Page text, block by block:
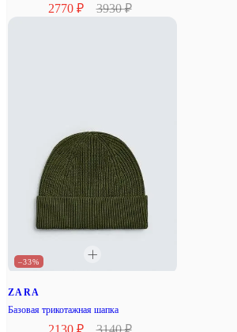
2770 ₽ 3930 ₽
–33%
ZARA
Базовая трикотажная шапка
2130 ₽ 3140 ₽